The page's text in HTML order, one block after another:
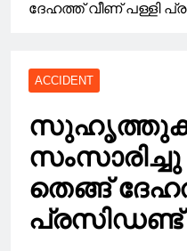
ദേഹത്ത് വീണ് പള്ളി
ACCIDENT
സംസാരിച്ചു
തെങ്ങ്
പ്രസിഡണ്ട്